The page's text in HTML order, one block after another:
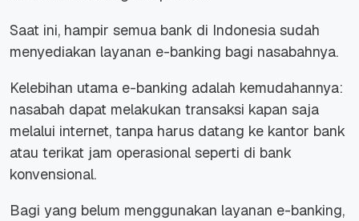
Saat ini, hampir semua bank di Indonesia sudah
menyediakan layanan e-banking bagi nasabahnya.
Kelebihan utama e-banking adalah kemudahannya:
nasabah dapat melakukan transaksi kapan saja
melalui internet, tanpa harus datang ke kantor bank
atau terikat jam operasional seperti di bank
konvensional.
Bagi yang belum menggunakan layanan e-banking,